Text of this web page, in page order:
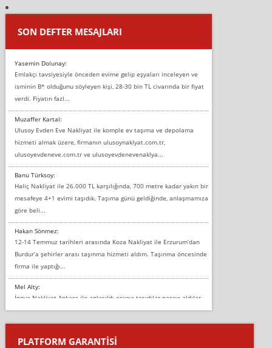
SON DEFTER MESAJLARI
Yasemin Dolunay:
Emlakçı tavsiyesiyle önceden evime gelip eşyaları inceleyen ve
isminin B* olduğunu söyleyen kişi, 28-30 bin TL civarında bir fiyat
verdi. Fiyatın fazl...
Muzaffer Kartal:
Ulusoy Evden Eve Nakliyat ile komple ev taşıma ve depolama
hizmeti almak üzere, firmanın ulusoynaklyat.com.tr,
ulusoyevdeneve.com.tr ve ulusoyevdenevenaklya...
Banu Türksoy:
Haliç Nakliyat ile 26.000 TL karşılığında, 700 metre kadar yakın bir
mesafeye 4+1 evimi taşıdık. Taşıma günü geldiğinde, anlaşmamıza
göre beli...
Hakan Sönmez:
12-14 Temmuz tarihleri arasında Koza Nakliyat ile Erzurum’dan
Burdur’a şehirler arası taşınma hizmeti aldım. Taşınma öncesinde
firma ile yaptığı...
Mel Alty:
İnova Nakliyat Ankara ile anlaşıldı eşyayı taşıdılar parayı aldılar.
Salon duvarına bir baktım birisi boydan alüminyum renkli bantı
yapıştırm...
Murat:
PLATFORM GARANTİSİ